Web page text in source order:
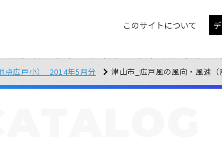
このサイトについて
点広戸小）_2014年5月分 津山市_広戸風の風向・風速